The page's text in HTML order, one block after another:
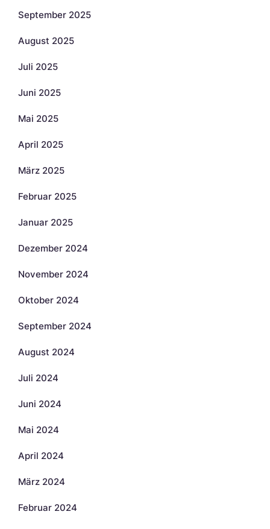
September 2025
August 2025
Juli 2025
Juni 2025
Mai 2025
April 2025
März 2025
Februar 2025
Januar 2025
Dezember 2024
November 2024
Oktober 2024
September 2024
August 2024
Juli 2024
Juni 2024
Mai 2024
April 2024
März 2024
Februar 2024